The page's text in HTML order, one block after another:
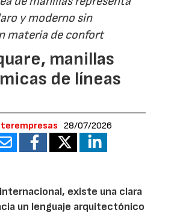
y moderno sin
materia de confort
manillas
de líneas
28/07/2026
existe una clara
un lenguaje arquitectónico